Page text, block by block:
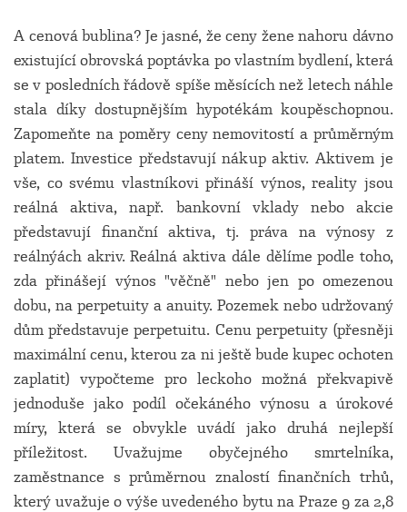
A cenová bublina? Je jasné, že ceny žene nahoru dávno
existující obrovská poptávka po vlastním bydlení, která
se v posledních řádově spíše měsících než letech náhle
stala díky dostupnějším hypotékám koupěschopnou.
Zapomeňte na poměry ceny nemovitostí a průměrným
platem. Investice představují nákup aktiv. Aktivem je
vše, co svému vlastníkovi přináší výnos, reality jsou
reálná aktiva, např. bankovní vklady nebo akcie
představují finanční aktiva, tj. práva na výnosy z
reálnýách akriv. Reálná aktiva dále dělíme podle toho,
zda přinášejí výnos "věčně" nebo jen po omezenou
dobu, na perpetuity a anuity. Pozemek nebo udržovaný
dům představuje perpetuitu. Cenu perpetuity (přesněji
maximální cenu, kterou za ni ještě bude kupec ochoten
zaplatit) vypočteme pro leckoho možná překvapivě
jednoduše jako podíl očekáného výnosu a úrokové
míry, která se obvykle uvádí jako druhá nejlepší
příležitost. Uvažujme obyčejného smrtelníka,
zaměstnance s průměrnou znalostí finančních trhů,
který uvažuje o výše uvedeného bytu na Praze 9 za 2,8